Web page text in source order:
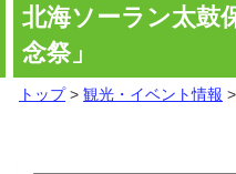
北海ソーラン太鼓
念祭」
トップ> 観光・イベント情報 >